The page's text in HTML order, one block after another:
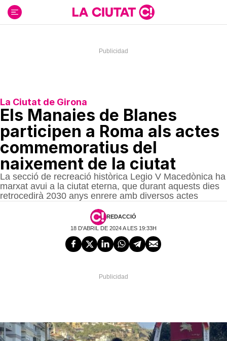
contenido
La Ciutat de Girona
Els Manaies de Blanes
participen a Roma als actes
commemoratius del
naixement de la ciutat
La secció de recreació històrica Legio V Macedònica ha
marxat avui a la ciutat eterna, que durant aquests dies
retrocedirà 2030 anys enrere amb diversos actes
REDACCIÓ
18 D'ABRIL DE 2024 A LES 19:33H